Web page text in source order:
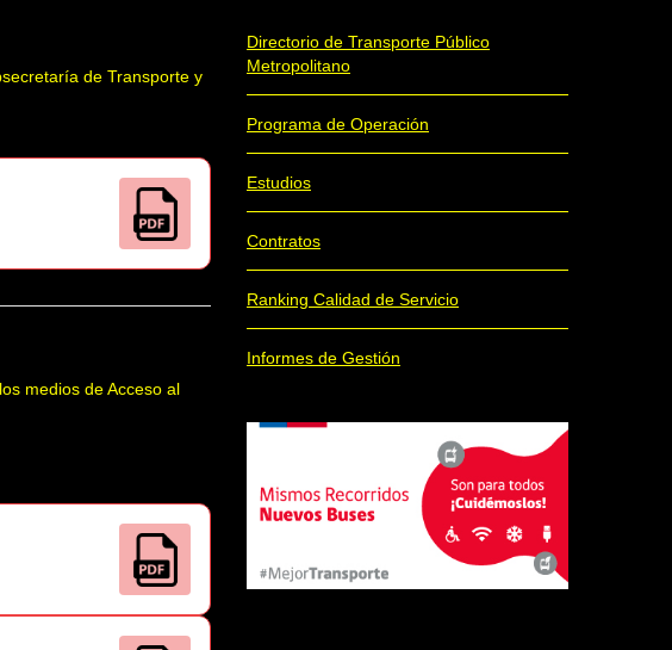
de Transporte y
medios de Acceso al
Directorio de Transporte Público
Metropolitano
Programa de Operación
Estudios
Contratos
Ranking Calidad de Servicio
Informes de Gestión